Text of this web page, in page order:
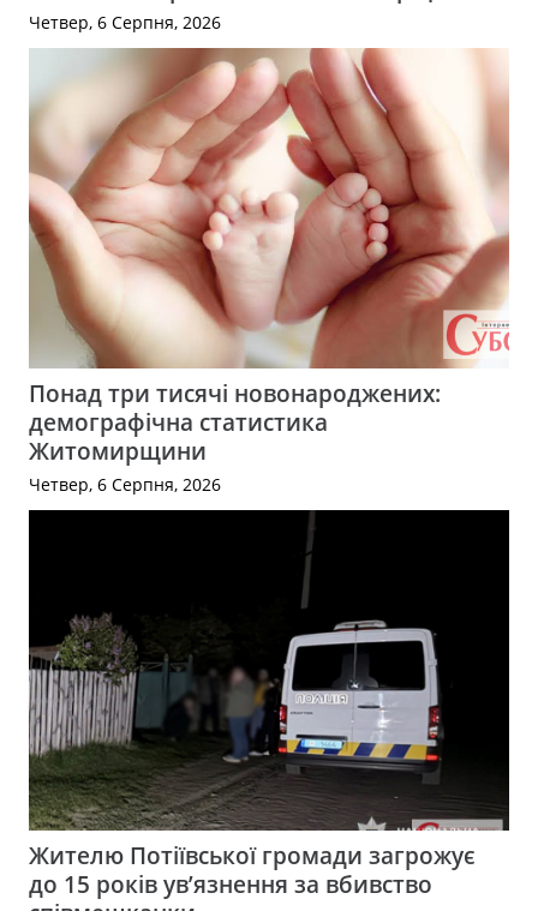
Четвер, 6 Серпня, 2026
Понад три тисячі новонароджених:
демографічна статистика
Житомирщини
Четвер, 6 Серпня, 2026
Жителю Потіївської громади загрожує
до 15 років ув’язнення за вбивство